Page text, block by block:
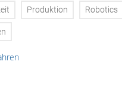
Produktion Robotics